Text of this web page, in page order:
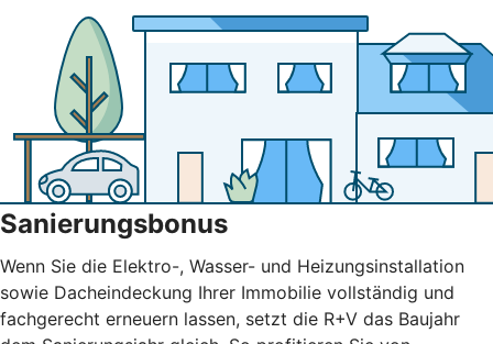
Sanierungsbonus
Wenn Sie die Elektro-, Wasser- und Heizungsinstallation
sowie Dacheindeckung Ihrer Immobilie vollständig und
fachgerecht erneuern lassen, setzt die R+V das Baujahr